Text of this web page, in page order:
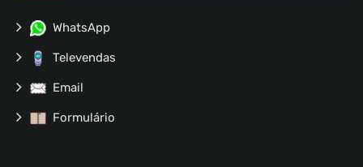
WhatsApp
Televendas
Email
Formulário